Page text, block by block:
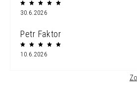
30.6.2026
Petr Faktor
10.6.2026